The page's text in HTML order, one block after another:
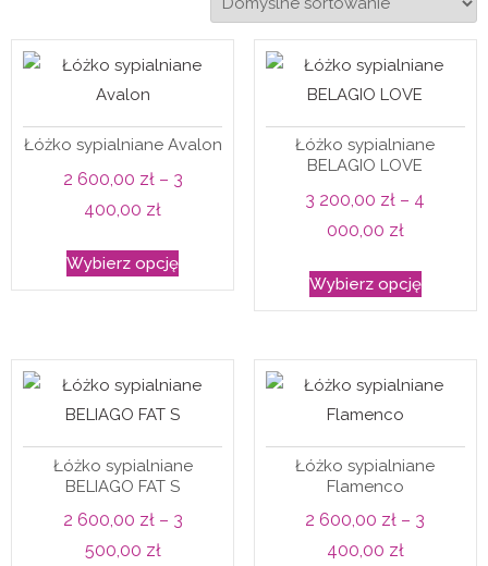
Łóżko sypialniane Avalon
2 600,00 zł – 3
400,00 złZakres
od
do
3
400,00 zł
Wybierz opcję
Ten
produkt
wariantów.
Opcje
można
wybrać
na
stronie
Łóżko sypialniane
BELAGIO LOVE
3 200,00 zł – 4
000,00 złZakres
od
do
4
000,00 zł
Wybierz opcję
Ten
produkt
wiele
można
wybrać
stronie
Łóżko sypialniane
BELIAGO FAT S
2 600,00 zł – 3
500,00 złZakres
Łóżko sypialniane
Flamenco
2 600,00 zł – 3
400,00 złZakres